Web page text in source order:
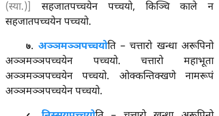
(स्या.)]
सहजातपच्चयेन पच्चयो, किञ्चि काले न
सहजातपच्चयेन पच्चयो.
७.अञ्ञमञ्ञपच्चयोति – चत्तारो खन्धा अरूपिनो
अञ्ञमञ्ञपच्चयेन पच्चयो. चत्तारो महाभूता
अञ्ञमञ्ञपच्चयेन पच्चयो. ओक्कन्तिक्खणे नामरूपं
अञ्ञमञ्ञपच्चयेन पच्चयो.